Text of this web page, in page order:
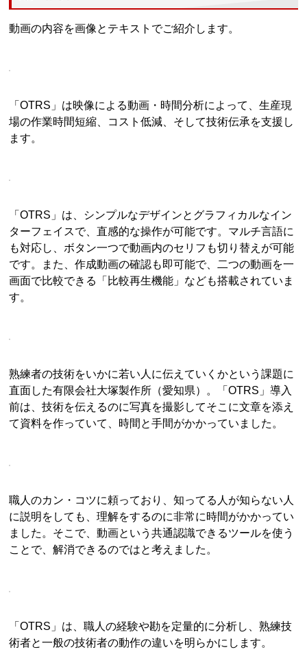
動画の内容を画像とテキストでご紹介します。
「OTRS」は映像による動画・時間分析によって、生産現
場の作業時間短縮、コスト低減、そして技術伝承を支援し
ます。
「OTRS」は、シンプルなデザインとグラフィカルなイン
ターフェイスで、直感的な操作が可能です。マルチ言語に
も対応し、ボタン一つで動画内のセリフも切り替えが可能
です。また、作成動画の確認も即可能で、二つの動画を一
画面で比較できる「比較再生機能」なども搭載されていま
す。
熟練者の技術をいかに若い人に伝えていくかという課題に
直面した有限会社大塚製作所（愛知県）。「OTRS」導入
前は、技術を伝えるのに写真を撮影してそこに文章を添え
て資料を作っていて、時間と手間がかかっていました。
職人のカン・コツに頼っており、知ってる人が知らない人
に説明をしても、理解をするのに非常に時間がかかってい
ました。そこで、動画という共通認識できるツールを使う
ことで、解消できるのではと考えました。
「OTRS」は、職人の経験や勘を定量的に分析し、熟練技
術者と一般の技術者の動作の違いを明らかにします。